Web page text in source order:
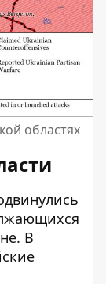
областях
В